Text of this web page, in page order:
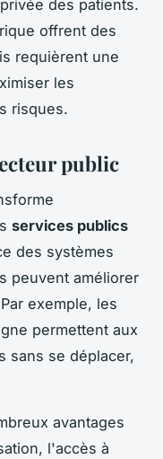
des patients.
offrent des
requièrent une
les
risques.
public
services publics
des systèmes
peuvent améliorer
exemple, les
permettent aux
sans se déplacer,
avantages
l'accès à